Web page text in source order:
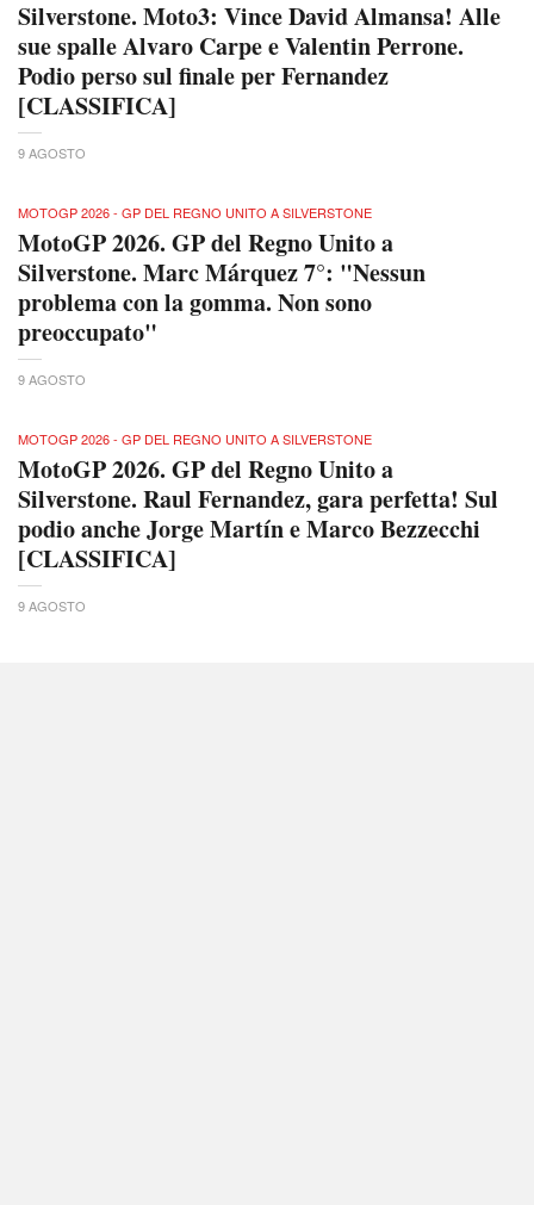
Silverstone. Moto3: Vince David Almansa! Alle
sue spalle Alvaro Carpe e Valentin Perrone.
Podio perso sul finale per Fernandez
[CLASSIFICA]
9 AGOSTO
MOTOGP 2026 - GP DEL REGNO UNITO A SILVERSTONE
MotoGP 2026. GP del Regno Unito a
Silverstone. Marc Márquez 7°: "Nessun
problema con la gomma. Non sono
preoccupato"
9 AGOSTO
MOTOGP 2026 - GP DEL REGNO UNITO A SILVERSTONE
MotoGP 2026. GP del Regno Unito a
Silverstone. Raul Fernandez, gara perfetta! Sul
podio anche Jorge Martín e Marco Bezzecchi
[CLASSIFICA]
9 AGOSTO